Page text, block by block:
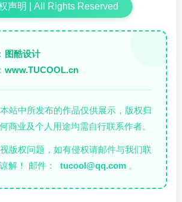
声明 | All Rights Reserved
图酷设计
www.TUCOOL.cn
站中所发布的作品仅供展示，版权归
商业及个人用途均需自行联系作者。
版权问题，如有侵权请邮件与我们联
解！ 邮件：
tucool@qq.com 。